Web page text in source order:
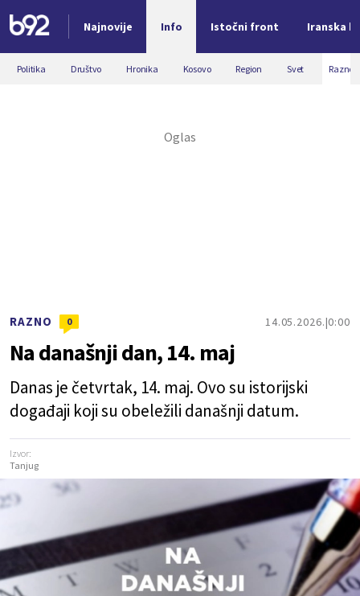
Najnovije Info Istočni front Iranska
Nova vest
Politika Društvo Hronika Kosovo Region Svet Razno
RAZNO 0 14.05.2026. 0:00
Na današnji dan, 14. maj
Danas je četvrtak, 14. maj. Ovo su istorijski
događaji koji su obeležili današnji datum.
Izvor:
Tanjug